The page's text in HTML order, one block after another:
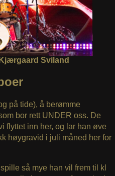
Sviland
på tide), å berømme
bor rett UNDER oss. De
flyttet inn her, og lar han øve
høygravid i juli måned her for
så mye han vil frem til kl